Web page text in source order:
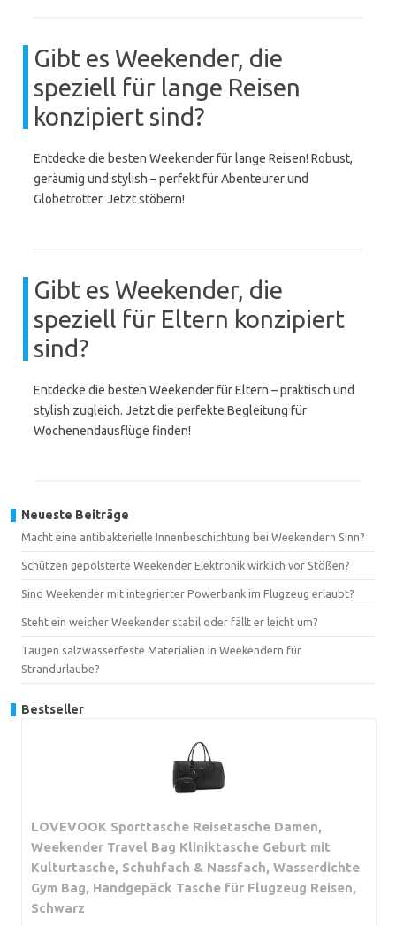
Gibt es Weekender, die
speziell für lange Reisen
konzipiert sind?
Entdecke die besten Weekender für lange Reisen! Robust,
geräumig und stylish – perfekt für Abenteurer und
Globetrotter. Jetzt stöbern!
Gibt es Weekender, die
speziell für Eltern konzipiert
sind?
Entdecke die besten Weekender für Eltern – praktisch und
stylish zugleich. Jetzt die perfekte Begleitung für
Wochenendausflüge finden!
Neueste Beiträge
Macht eine antibakterielle Innenbeschichtung bei Weekendern Sinn?
Schützen gepolsterte Weekender Elektronik wirklich vor Stößen?
Sind Weekender mit integrierter Powerbank im Flugzeug erlaubt?
Steht ein weicher Weekender stabil oder fällt er leicht um?
Taugen salzwasserfeste Materialien in Weekendern für
Strandurlaube?
Bestseller
LOVEVOOK Sporttasche Reisetasche Damen,
Weekender Travel Bag Kliniktasche Geburt mit
Kulturtasche, Schuhfach & Nassfach, Wasserdichte
Gym Bag, Handgepäck Tasche für Flugzeug Reisen,
Schwarz